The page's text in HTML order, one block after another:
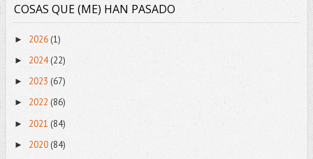
COSAS QUE (ME) HAN PASADO
► 2026 (1)
► 2024(22)
► 2023 (67)
► 2022 (86)
► 2021 (84)
► 2020(84)